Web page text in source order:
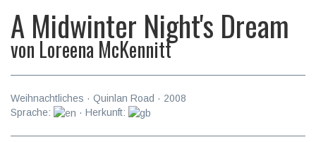
A Midwinter Night's Dream
von Loreena McKennitt
Weihnachtliches · Quinlan Road · 2008
Sprache:
· Herkunft: